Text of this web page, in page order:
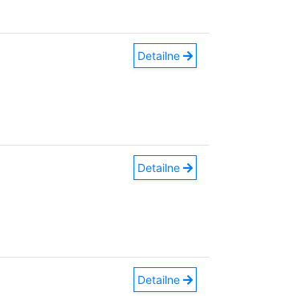
Detailne
Detailne
Detailne